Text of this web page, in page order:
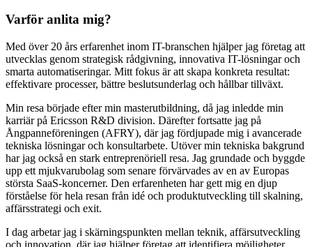
Varför anlita mig?
Med över 20 års erfarenhet inom IT-branschen hjälper jag företag att
utvecklas genom strategisk rådgivning, innovativa IT-lösningar och
smarta automatiseringar. Mitt fokus är att skapa konkreta resultat:
effektivare processer, bättre beslutsunderlag och hållbar tillväxt.
Min resa började efter min masterutbildning, då jag inledde min
karriär på Ericsson R&D division. Därefter fortsatte jag på
Ångpanneföreningen (AFRY), där jag fördjupade mig i avancerade
tekniska lösningar och konsultarbete. Utöver min tekniska bakgrund
har jag också en stark entreprenöriell resa. Jag grundade och byggde
upp ett mjukvarubolag som senare förvärvades av en av Europas
största SaaS-koncerner. Den erfarenheten har gett mig en djup
förståelse för hela resan från idé och produktutveckling till skalning,
affärsstrategi och exit.
I dag arbetar jag i skärningspunkten mellan teknik, affärsutveckling
och innovation, där jag hjälper företag att identifiera möjligheter,